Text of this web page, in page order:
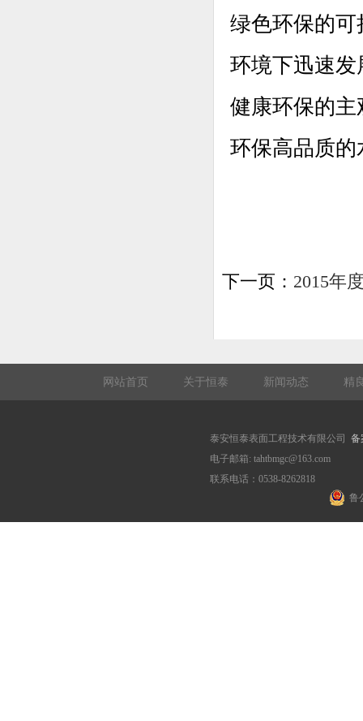
绿色环保的
环境下迅速
健康环保的
环保高品质
下一页： 2015年
网站首页 关于恒泰 新闻动态 精
泰安恒泰表面工程技术有限公司 备
电子邮箱: tahtbmgc@163.com
联系电话：0538-8262818
鲁